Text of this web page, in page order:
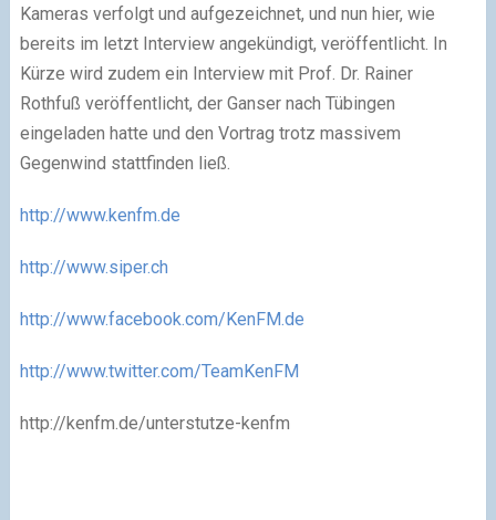
Kameras verfolgt und aufgezeichnet, und nun hier, wie
bereits im letzt Interview angekündigt, veröffentlicht. In
Kürze wird zudem ein Interview mit Prof. Dr. Rainer
Rothfuß veröffentlicht, der Ganser nach Tübingen
eingeladen hatte und den Vortrag trotz massivem
Gegenwind stattfinden ließ.
http://www.kenfm.de
http://www.siper.ch
http://www.facebook.com/KenFM.de
http://www.twitter.com/TeamKenFM
http://kenfm.de/unterstutze-kenfm